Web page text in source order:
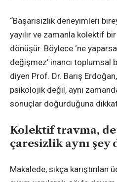
“Başarısızlık deneyimleri
yayılır ve zamanla kolektif
dönüşür. Böylece ‘ne
değişmez’ inancı toplumsal
diyen Prof. Dr. Barış
psikolojik değil, aynı
sonuçlar doğurduğuna
Kolektif travma,
çaresizlik aynı şey
Makalede, sıkça karıştırılan